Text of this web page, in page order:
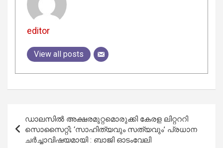
editor
View all posts
navigation
ഡാലസിൽ അക്ഷരമുറ്റമൊരുക്കി കേരള ലിറ്റററി
സൊസൈറ്റി; ‘സാഹിത്യവും സത്യവും’ പ്രധാന
ചർച്ചാവിഷയമായി : ബാജി ഓടംവേലി